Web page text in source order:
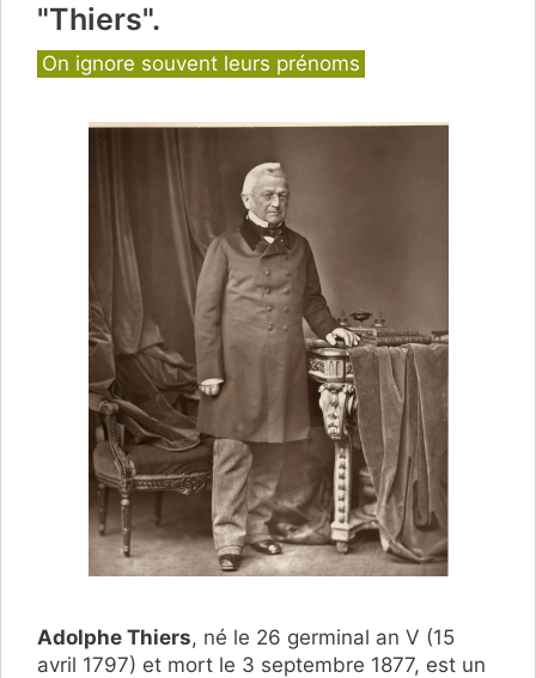
"Thiers".
Catégories
On ignore souvent leurs prénoms
Adolphe Thiers, né le 26 germinal an V (15
avril 1797) et mort le 3 septembre 1877, est un